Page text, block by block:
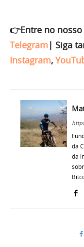
👉Entre no
Telegram | Siga
Instagram,
da
da